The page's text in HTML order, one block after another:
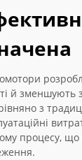
й зменшують
з
процесу, що